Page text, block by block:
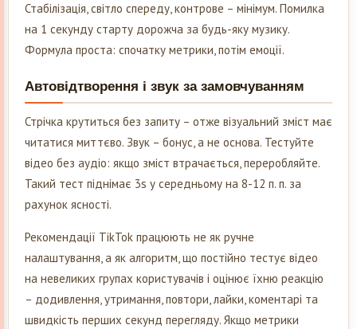
Стабілізація, світло спереду, контрове – мінімум. Помилка
на 1 секунду старту дорожча за будь-яку музику.
Формула проста: спочатку метрики, потім емоції.
Автовідтворення і звук за замовчуванням
Стрічка крутиться без запиту – отже візуальний зміст має
читатися миттєво. Звук – бонус, а не основа. Тестуйте
відео без аудіо: якщо зміст втрачається, переробляйте.
Такий тест піднімає 3s у середньому на 8-12 п. п. за
рахунок ясності.
Рекомендації TikTok працюють не як ручне
налаштування, а як алгоритм, що постійно тестує відео
на невеликих групах користувачів і оцінює їхню реакцію
– додивлення, утримання, повтори, лайки, коментарі та
швидкість перших секунд перегляду. Якщо метрики